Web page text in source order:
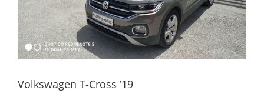
Volkswagen T-Cross ’19